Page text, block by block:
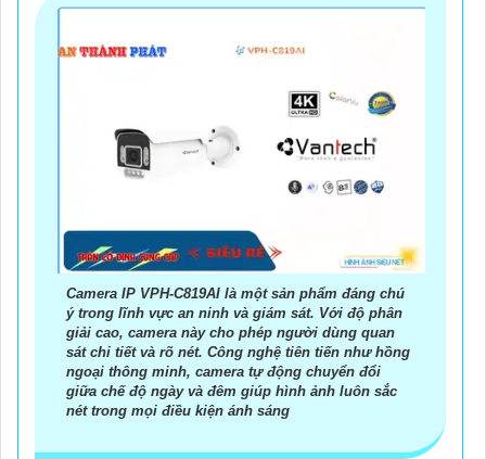
Camera IP VPH-C819AI là một sản phẩm đáng chú
ý trong lĩnh vực an ninh và giám sát. Với độ phân
giải cao, camera này cho phép người dùng quan
sát chi tiết và rõ nét. Công nghệ tiên tiến như hồng
ngoại thông minh, camera tự động chuyển đổi
giữa chế độ ngày và đêm giúp hình ảnh luôn sắc
nét trong mọi điều kiện ánh sáng